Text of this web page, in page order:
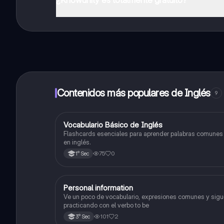
inmeditamente. Puedes ganar dinero utilizando la
Contenidos más populares de Inglés 9
VInglés
Vocabulario Básico de Inglés
Flashcards esenciales para aprender palabras comunes
en inglés.
1° Sec 75 0
Inglés
Personal information
Ve un poco de vocabulario, expresiones comunes y
practicando con el verbo to be
3° Sec 101 2